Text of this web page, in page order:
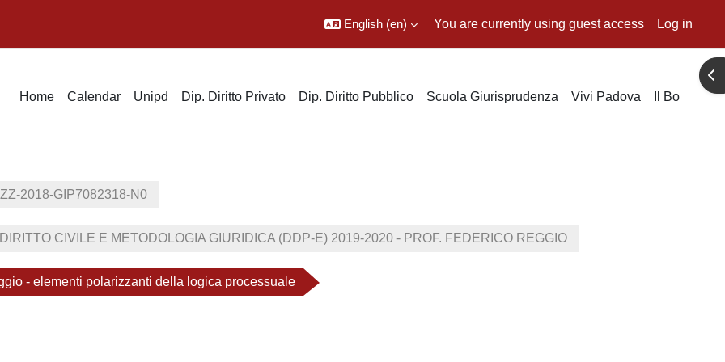
English ‎(en)‎ You are currently using guest access Log in
Home Calendar Unipd Dip. Diritto Privato Dip. Diritto Pubblico Scuola Giurisprudenza Vivi Padova Il Bo
2018-GIP7082318-N0
CIVILE E METODOLOGIA GIURIDICA (DDP-E) 2019-2020 - PROF. FEDERICO REGGIO
- elementi polarizzanti della logica processuale